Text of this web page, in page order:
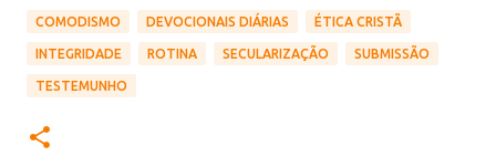
COMODISMO DEVOCIONAIS DIÁRIAS ÉTICA CRISTÃ
INTEGRIDADE ROTINA SECULARIZAÇÃO SUBMISSÃO
TESTEMUNHO